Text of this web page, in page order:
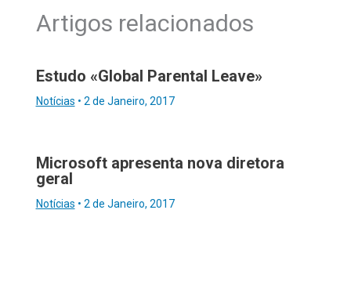
Artigos relacionados
Estudo «Global Parental Leave»
Notícias • 2 de Janeiro, 2017
Microsoft apresenta nova diretora
geral
Notícias • 2 de Janeiro, 2017